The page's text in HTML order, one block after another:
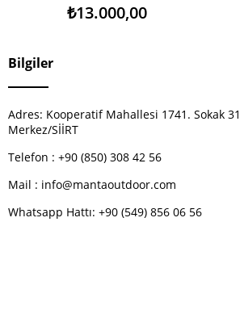
₺13.000,00
Bilgiler
Adres: Kooperatif Mahallesi 1741. Sokak
Merkez/SİİRT
Telefon : +90 (850) 308 42 56
Mail : info@mantaoutdoor.com
Whatsapp Hattı: +90 (549) 856 06 56